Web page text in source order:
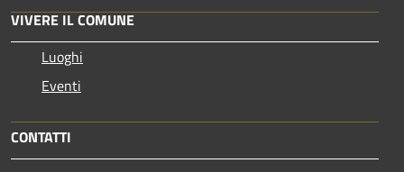
VIVERE IL COMUNE
Luoghi
Eventi
CONTATTI